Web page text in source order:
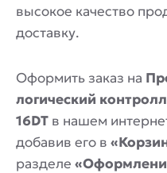
высокое качество
доставку.
Оформить заказ на
логический
16DT в нашем
добавив его в
разделе